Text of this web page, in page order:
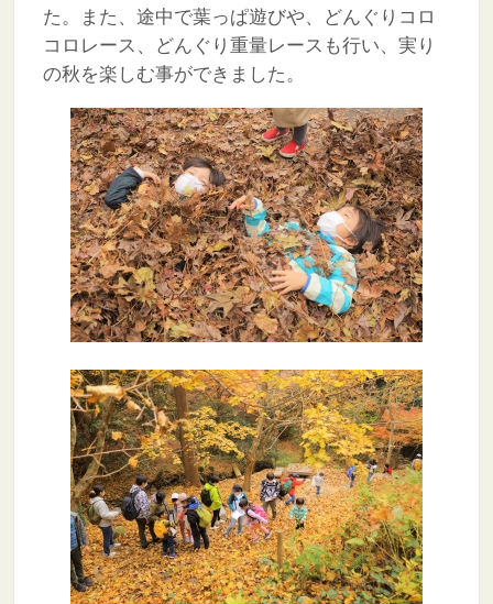
た。また、途中で葉っぱ遊びや、どんぐりコロ
コロレース、どんぐり重量レースも行い、実り
の秋を楽しむ事ができました。